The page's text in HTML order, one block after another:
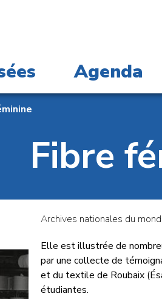
Agenda
Fibre
Archives nationales du
Elle est illustrée de
par une collecte de
et du textile de Roubaix
étudiantes.